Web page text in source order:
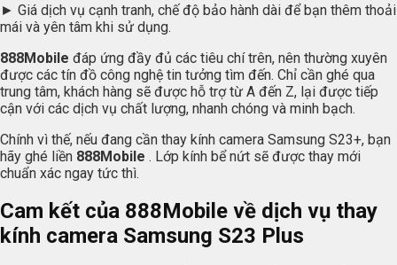
► Giá dịch vụ cạnh tranh, chế độ bảo hành dài để bạn thêm thoải
mái và yên tâm khi sử dụng.
888Mobile đáp ứng đầy đủ các tiêu chí trên, nên thường xuyên
được các tín đồ công nghệ tin tưởng tìm đến. Chỉ cần ghé qua
trung tâm, khách hàng sẽ được hỗ trợ từ A đến Z, lại được tiếp
cận với các dịch vụ chất lượng, nhanh chóng và minh bạch.
Chính vì thế, nếu đang cần thay kính camera Samsung S23+, bạn
hãy ghé liền 888Mobile . Lớp kính bể nứt sẽ được thay mới
chuẩn xác ngay tức thì.
Cam kết của 888Mobile về dịch vụ thay
kính camera Samsung S23 Plus